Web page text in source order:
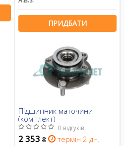
ПРИДБАТИ
Підшипник маточини
(комплект)
0 відгуків
2 353 ₴ термін 2 дн.